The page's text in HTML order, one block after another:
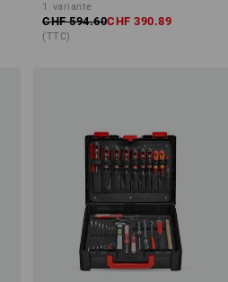
1 variante
CHF 594.60CHF 390.89
(TTC)